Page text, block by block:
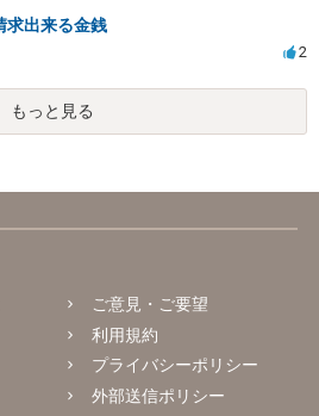
求出来る金銭
2
もっと見る
ご意見・ご要望
利用規約
プライバシーポリシー
外部送信ポリシー